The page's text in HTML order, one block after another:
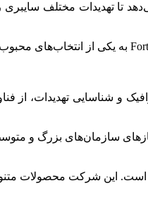
تا تهدیدات مختلف
نیازهای سازمان‌های بزرگ و
است. این شرکت محصولات